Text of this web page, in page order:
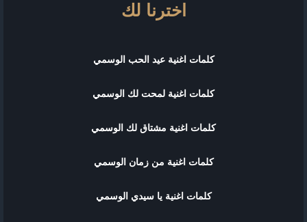
اخترنا لك
كلمات اغنية عيد الحب الوسمي
كلمات اغنية لمحت لك الوسمي
كلمات اغنية مشتاق لك الوسمي
كلمات اغنية من زمان الوسمي
كلمات اغنية يا سيدي الوسمي